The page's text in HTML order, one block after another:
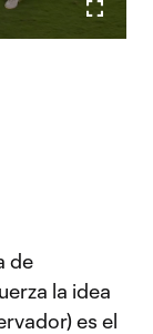
de
la idea
es el